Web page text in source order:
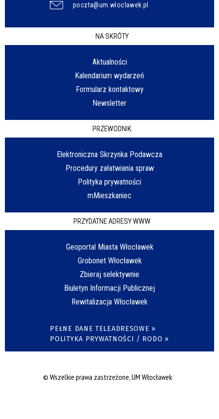
poczta@um.wloclawek.pl
NA SKRÓTY
Aktualności
Kalendarium wydarzeń
Formularz kontaktowy
Newsletter
PRZEWODNIK
Elektroniczna Skrzynka Podawcza
Procedury załatwiania spraw
Polityka prywatności
mMieszkaniec
PRZYDATNE ADRESY WWW
Geoportal Miasta Włocławek
Grobonet Włocławek
Zbieraj selektywnie
Biuletyn Informacji Publicznej
Rewitalizacja Włocławek
PEŁNE DANE TELEADRESOWE »
POLITYKA PRYWATNOŚCI / RODO »
© Wszelkie prawa zastrzeżone, UM Włocławek